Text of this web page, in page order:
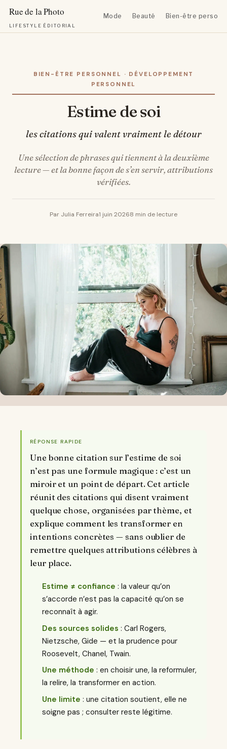
LIFESTYLE ÉDITORIAL
Mode Beauté Bien-être
BIEN-ÊTRE PERSONNEL · DÉVELOPPEMENT
PERSONNEL
Estime de soi
les citations qui valent vraiment le détour
Une sélection de phrases qui tiennent à la deuxième
lecture — et la bonne façon de s’en servir, attributions
vérifiées.
Par Julia Ferreira1 juin 20268 min de lecture
RÉPONSE RAPIDE
Une bonne citation sur l’estime de soi
n’est pas une formule magique : c’est un
miroir et un point de départ. Cet article
réunit des citations qui disent vraiment
quelque chose, organisées par thème, et
explique comment les transformer en
intentions concrètes — sans oublier de
remettre quelques attributions célèbres à
leur place.
Estime ≠ confiance : la valeur qu’on
s’accorde n’est pas la capacité qu’on se
reconnaît à agir.
Des sources solides : Carl Rogers,
Nietzsche, Gide — et la prudence pour
Roosevelt, Chanel, Twain.
Une méthode : en choisir une, la reformuler,
la relire, la transformer en action.
Une limite : une citation soutient, elle ne
soigne pas ; consulter reste légitime.